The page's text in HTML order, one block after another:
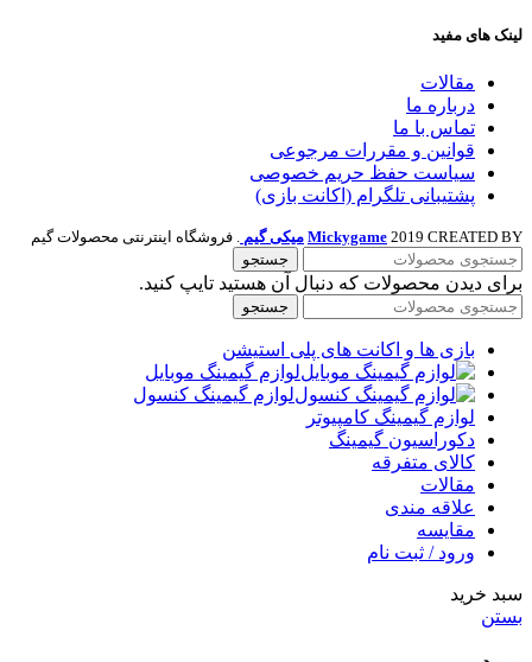
لینک های مفید
مقالات
درباره ما
تماس با ما
قوانین و مقررات مرجوعی
سیاست حفظ حریم خصوصی
پشتیبانی تلگرام (اکانت بازی)
Mickygame 2019 CREATED BY میکی گیم
. فروشگاه اینترنتی محصولات گیم
جستجو
برای دیدن محصولات که دنبال آن هستید تایپ کنید.
جستجو
بازی ها و اکانت های پلی استیشن
لوازم گیمینگ موبایل
لوازم گیمینگ کنسول
لوازم گیمینگ کامپیوتر
دکوراسیون گیمینگ
کالای متفرقه
مقالات
علاقه مندی
مقایسه
ورود / ثبت نام
سبد خرید
بستن